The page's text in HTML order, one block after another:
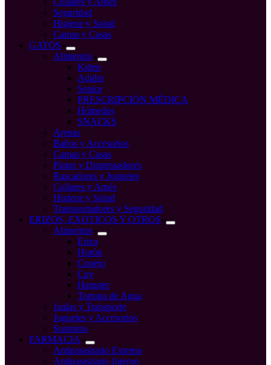
Seguridad
Higiene y Salud
Camas y Casas
GATOS
Alimentos
Kitten
Adulto
Senior
PRESCRIPCIÓN MÉDICA
Húmedos
SNACKS
Arenas
Baños y Accesorios
Camas y Casas
Platos y Dispensadores
Rascadores y Juguetes
Collares y Arnés
Higiene y Salud
Transportadores y Seguridad
ERIZOS, EXOTICOS Y OTROS
Alimentos
Erizo
Hurón
Conejo
Cuy
Hamster
Tortuga de Agua
Jaulas y Transporte
Juguetes y Accesorios
Sustratos
FARMACIA
Antiparasitario Externo
Antiparasitario Interno